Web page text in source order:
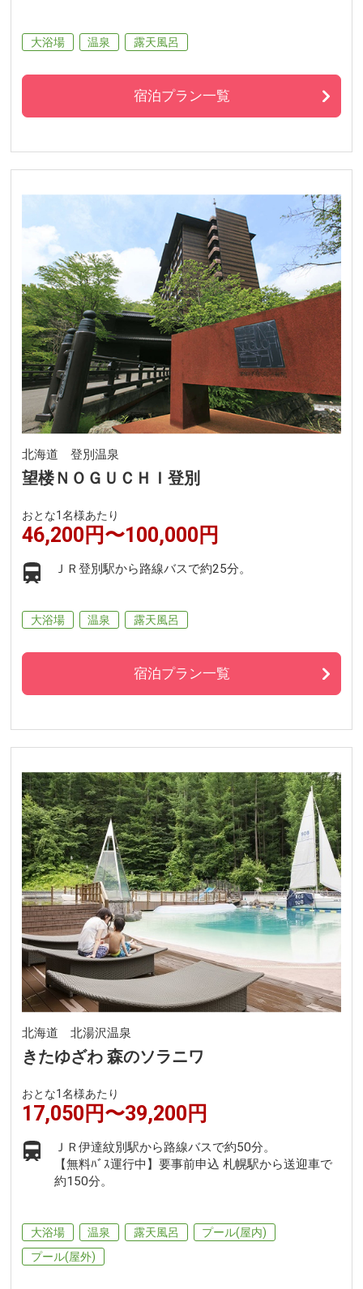
大浴場 温泉 露天風呂
宿泊プラン一覧
北海道 登別温泉
望楼ＮＯＧＵＣＨＩ登別
おとな1名様あたり
46,200円〜100,000円
ＪＲ登別駅から路線バスで約25分。
大浴場 温泉 露天風呂
宿泊プラン一覧
北海道 北湯沢温泉
きたゆざわ 森のソラニワ
おとな1名様あたり
17,050円〜39,200円
ＪＲ伊達紋別駅から路線バスで約50分。
【無料ﾊﾞｽ運行中】要事前申込 札幌駅から送迎車で
約150分。
大浴場 温泉 露天風呂
プール(屋内)
プール(屋外)